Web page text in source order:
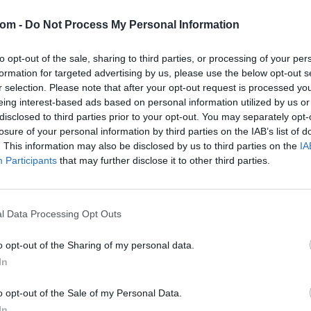
- Do Not Process My Personal Information
opt-out of the sale, sharing to third parties, or processing of your
for targeted advertising by us, please use the below opt-out
selection. Please note that after your opt-out request is processed
interest-based ads based on personal information utilized by us
to third parties prior to your opt-out. You may separately
of your personal information by third parties on the IAB’s list of
This information may also be disclosed by us to third parties on the
Participants that may further disclose it to other third parties.
Data Processing Opt Outs
opt-out of the Sharing of my personal data.
opt-out of the Sale of my Personal Data.
Eladó:
Cím:
Amor Del
Sopron
9400
Weboldal:
Bemutatkozás: A cég főtevékenysége minden
műtárgyak adás-vételével, bizományosi
szervezésével és lebonyolításával. A
felület is, mely által bárki számára lehetőség
GALÉRIA TOVÁBBI MŰTÁRGYAI